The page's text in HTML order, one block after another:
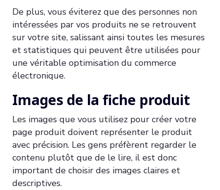
De plus, vous éviterez que des personnes non
intéressées par vos produits ne se retrouvent
sur votre site, salissant ainsi toutes les mesures
et statistiques qui peuvent être utilisées pour
une véritable optimisation du commerce
électronique.
Images de la fiche produit
Les images que vous utilisez pour créer votre
page produit doivent représenter le produit
avec précision. Les gens préfèrent regarder le
contenu plutôt que de le lire, il est donc
important de choisir des images claires et
descriptives.